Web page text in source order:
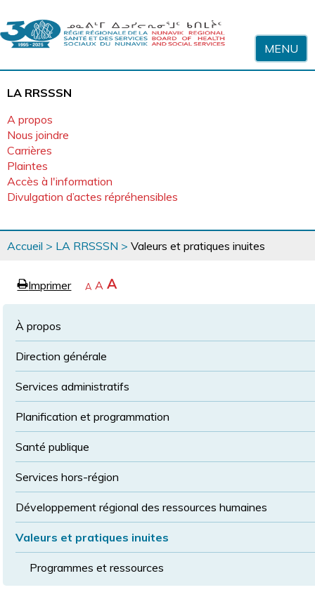
MENU
LA RRSSSN
A propos
Nous joindre
Carrières
Plaintes
Accès à l'information
Divulgation d’actes répréhensibles
Vous
êtes
Accueil > LA RRSSSN > Valeurs et pratiques inuites
eImprimerpageRétrécir
A Revenir
à
police
A Agrandir
la
A
À propos
Direction générale
Services administratifs
Planification et programmation
Santé publique
Services hors-région
Développement régional des ressources humaines
Valeurs et pratiques inuites
Programmes et ressources